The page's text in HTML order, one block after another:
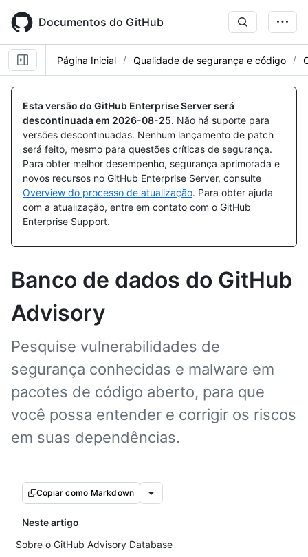
main
content
Documentos do GitHub
Página Inicial Qualidade de segurança e código
Esta versão do GitHub Enterprise Server será
descontinuada em 2026-08-25. Não há suporte para
versões descontinuadas. Nenhum lançamento de patch
será feito, mesmo para questões críticas de segurança.
Para obter melhor desempenho, segurança aprimorada e
novos recursos no GitHub Enterprise Server, consulte
Overview do processo de atualização. Para obter ajuda
com a atualização, entre em contato com o GitHub
Enterprise Support.
Banco de dados do GitHub
Advisory
Pesquise vulnerabilidades de
segurança conhecidas e malware em
pacotes de código aberto, para que
você possa entender e corrigir os riscos
em suas dependências.
Copiar como Markdown
Neste artigo
Sobre o GitHub Advisory Database